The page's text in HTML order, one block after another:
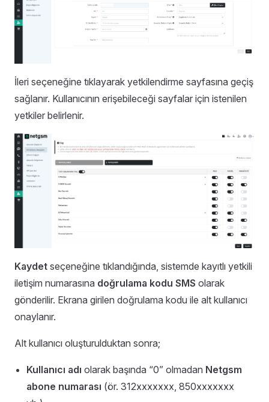
İleri seçeneğine tıklayarak yetkilendirme sayfasına geçiş
sağlanır. Kullanıcının erişebileceği sayfalar için istenilen
yetkiler belirlenir.
Kaydet seçeneğine tıklandığında, sistemde kayıtlı yetkili
iletişim numarasına doğrulama kodu SMS olarak
gönderilir. Ekrana girilen doğrulama kodu ile alt kullanıcı
onaylanır.
Alt kullanıcı oluşturulduktan sonra;
Kullanıcı adı olarak başında “0” olmadan Netgsm
abone numarası (ör. 312xxxxxxx, 850xxxxxxx